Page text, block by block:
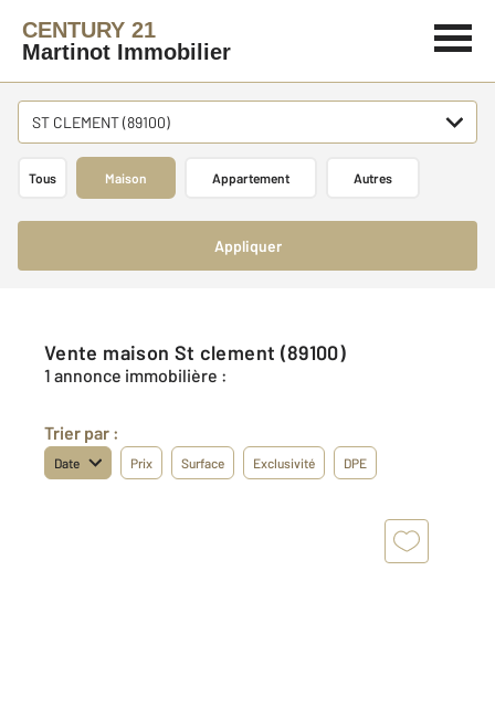
CENTURY 21
Martinot Immobilier
ST CLEMENT (89100)
Tous Maison Appartement Autres
Appliquer
Vente maison St clement (89100)
1 annonce immobilière :
Trier par :
Date Prix Surface Exclusivité DPE